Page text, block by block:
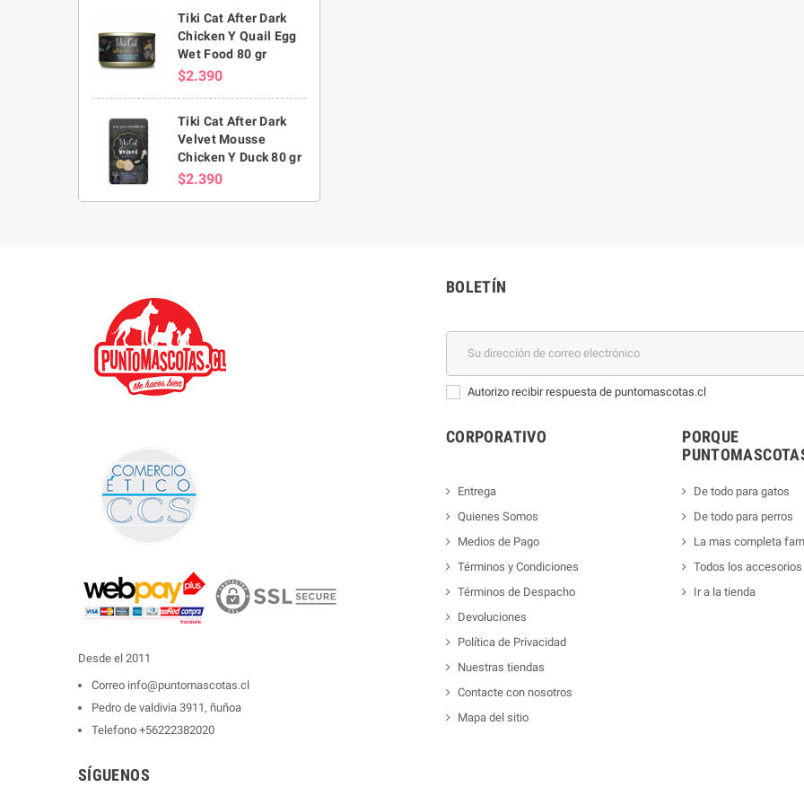
Tiki Cat After Dark
Chicken Y Quail Egg
Wet Food 80 gr
$2.390
Tiki Cat After Dark
Velvet Mousse
Chicken Y Duck 80 gr
$2.390
Desde el 2011
Correo info@puntomascotas.cl
Pedro de valdivia 3911, ñuñoa
Telefono +56222382020
SÍGUENOS
BOLETÍN
Autorizo recibir respuesta de puntomascotas.cl
CORPORATIVO
Entrega
Quienes Somos
Medios de Pago
Términos y Condiciones
Términos de Despacho
Devoluciones
Política de Privacidad
Nuestras tiendas
Contacte con nosotros
Mapa del sitio
PORQUE
De todo para gatos
De todo para perros
La mas completa
Todos los accesorios
Ir a la tienda